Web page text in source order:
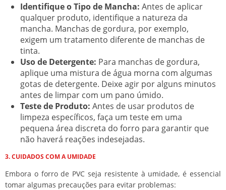
Identifique o Tipo de Mancha: Antes de aplicar
qualquer produto, identifique a natureza da
mancha. Manchas de gordura, por exemplo,
exigem um tratamento diferente de manchas de
tinta.
Uso de Detergente: Para manchas de gordura,
aplique uma mistura de água morna com algumas
gotas de detergente. Deixe agir por alguns minutos
antes de limpar com um pano úmido.
Teste de Produto: Antes de usar produtos de
limpeza específicos, faça um teste em uma
pequena área discreta do forro para garantir que
não haverá reações indesejadas.
3. CUIDADOS COM A UMIDADE
Embora o forro de PVC seja resistente à umidade, é essencial
tomar algumas precauções para evitar problemas: